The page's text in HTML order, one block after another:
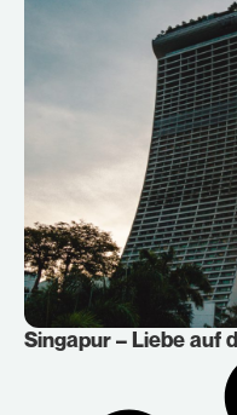
Singapur – Liebe auf
Hier finden
verwendeten
zu ganzen
Informationen
Alle